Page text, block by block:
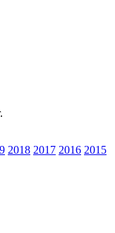
2018 2017 2016 2015